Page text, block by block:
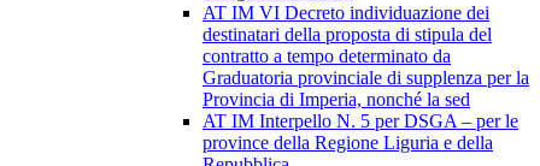
AT IM VI Decreto individuazione dei
destinatari della proposta di stipula del
contratto a tempo determinato da
Graduatoria provinciale di supplenza per la
Provincia di Imperia, nonché la sed
AT IM Interpello N. 5 per DSGA – per le
province della Regione Liguria e della